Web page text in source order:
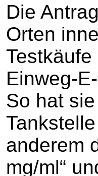
Die
Orten
Einweg-
So hat
anderem
mg/ml“